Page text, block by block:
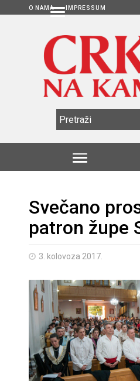
O NAMA IMPRESSUM
Svečano
patron župe
3. kolovoza 2017.